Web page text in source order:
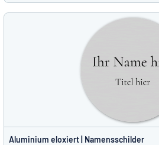
Aluminium eloxiert | Namensschilder